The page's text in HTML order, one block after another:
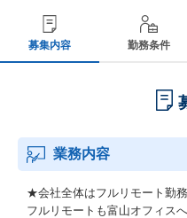
募集内容 勤務条件
業務内容
★会社全体はフルリモート勤務
フルリモートも富山オフィス